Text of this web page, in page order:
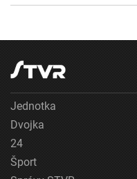
Jednotka
Dvojka
24
Šport